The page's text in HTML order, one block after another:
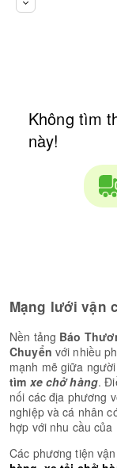
Không tìm
này!
Mạng lưới vận
Nền tảng Báo
Chuyển với nhiều
mạnh mẽ giữa
tìm xe chở hàng.
nối các địa phương
nghiệp và cá nhân
hợp với nhu cầu
Các phương tiện